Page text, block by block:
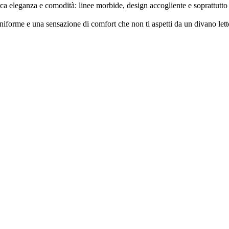
e comodità: linee morbide, design accogliente e
e una sensazione di comfort che non ti aspetti da un divano